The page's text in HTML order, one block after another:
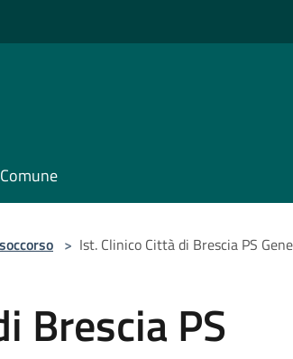
> Ist. Clinico Città di Brescia PS
Brescia PS